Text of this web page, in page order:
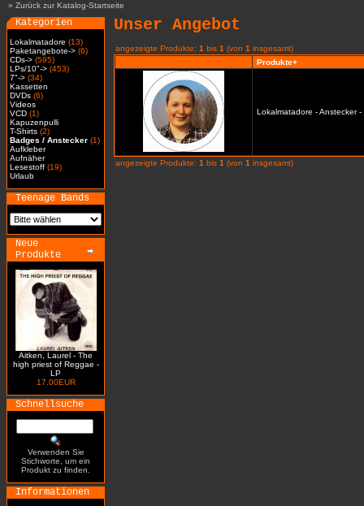
» Zurück zur Katalog-Startseite
Kategorien
Lokalmatadore (13)
Paketangebote-> (6)
CDs-> (595)
LPs/10"-> (453)
7"-> (34)
Kassetten
DVDs (6)
Videos
VCD (1)
Kapuzenpulli
T-Shirts (2)
Badges / Anstecker (1)
Aufkleber
Aufnäher
Lesestoff (19)
Urlaub
Teenage Bands
Neue
Produkte
Aitken, Laurel - The
high priest of Reggae -
LP
17.00EUR
Schnellsuche
Verwenden Sie
Stichworte, um ein
Produkt zu finden.
Informationen
Unser Angebot
angezeigte Produkte: 1 bis 1 (von 1 insgesamt)
Produkte+
Lokalmatadore - Anstecker -
angezeigte Produkte: 1 bis 1 (von 1 insgesamt)